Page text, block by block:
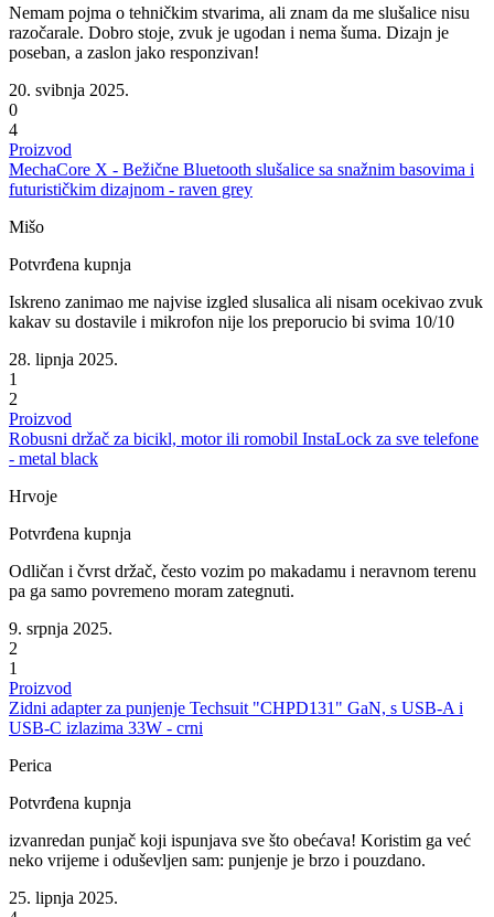
Nemam pojma o tehničkim stvarima, ali znam da me slušalice nisu
razočarale. Dobro stoje, zvuk je ugodan i nema šuma. Dizajn je
poseban, a zaslon jako responzivan!
20. svibnja 2025.
0
4
Proizvod
MechaCore X - Bežične Bluetooth slušalice sa snažnim basovima i
futurističkim dizajnom - raven grey
Mišo
Potvrđena kupnja
Iskreno zanimao me najvise izgled slusalica ali nisam ocekivao zvuk
kakav su dostavile i mikrofon nije los preporucio bi svima 10/10
28. lipnja 2025.
1
2
Proizvod
Robusni držač za bicikl, motor ili romobil InstaLock za sve telefone
- metal black
Hrvoje
Potvrđena kupnja
Odličan i čvrst držač, često vozim po makadamu i neravnom terenu
pa ga samo povremeno moram zategnuti.
9. srpnja 2025.
2
1
Proizvod
Zidni adapter za punjenje Techsuit "CHPD131" GaN, s USB-A i
USB-C izlazima 33W - crni
Perica
Potvrđena kupnja
izvanredan punjač koji ispunjava sve što obećava! Koristim ga već
neko vrijeme i oduševljen sam: punjenje je brzo i pouzdano.
25. lipnja 2025.